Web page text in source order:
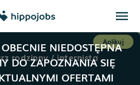
menu
NIEDOSTĘPNA
DO ZAPOZNANIA SIĘ
OFERTAMI
Aplikuj
rodzinny / internista